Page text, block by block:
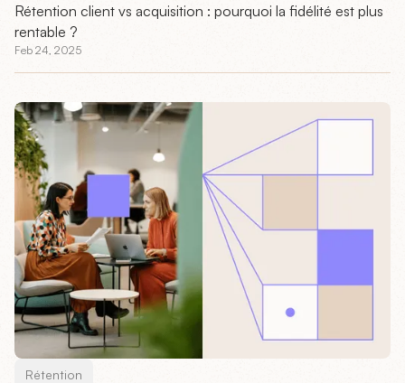
Rétention client vs acquisition : pourquoi la fidélité est plus
rentable ?
Feb 24, 2025
Rétention